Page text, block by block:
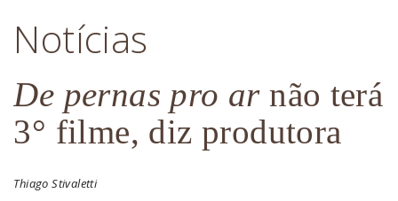
Notícias
De pernas pro arnão terá
3° filme, diz produtora
Thiago Stivaletti